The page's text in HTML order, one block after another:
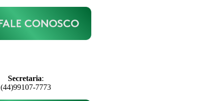
Secretaria:
(44)99107-7773